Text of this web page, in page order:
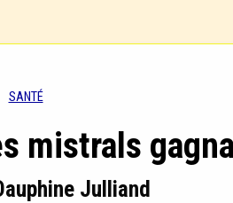
SANTÉ
mistrals
Julliand